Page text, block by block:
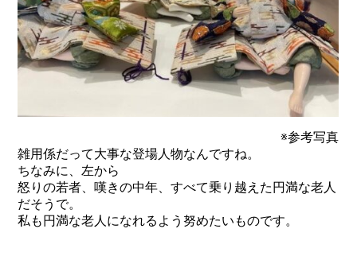
※参考写真
雑用係だって大事な登場人物なんですね。
ちなみに、左から
怒りの若者、嘆きの中年、すべて乗り越えた円満な老人
だそうで。
私も円満な老人になれるよう努めたいものです。